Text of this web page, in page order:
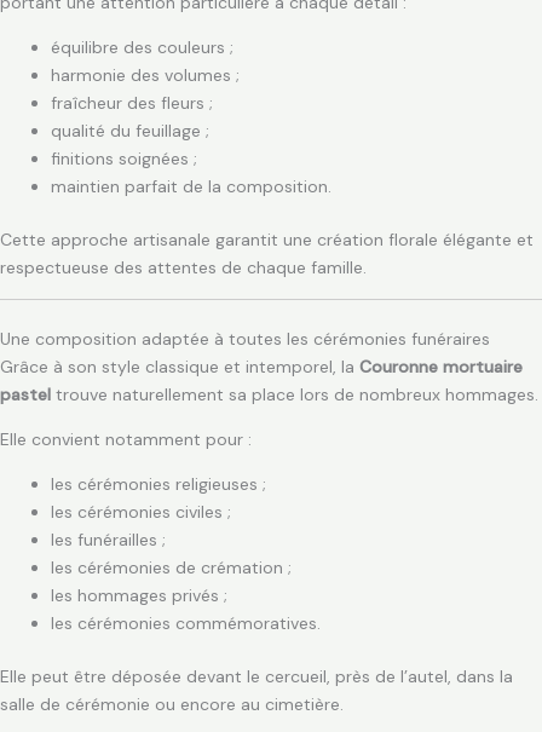
équilibre des couleurs ;
harmonie des volumes ;
fraîcheur des fleurs ;
qualité du feuillage ;
finitions soignées ;
maintien parfait de la composition.
Cette approche artisanale garantit une création florale élégante et
respectueuse des attentes de chaque famille.
Une composition adaptée à toutes les cérémonies funéraires
Grâce à son style classique et intemporel, la Couronne mortuaire
pastel trouve naturellement sa place lors de nombreux hommages.
Elle convient notamment pour :
les cérémonies religieuses ;
les cérémonies civiles ;
les funérailles ;
les cérémonies de crémation ;
les hommages privés ;
les cérémonies commémoratives.
Elle peut être déposée devant le cercueil, près de l’autel, dans la
salle de cérémonie ou encore au cimetière.